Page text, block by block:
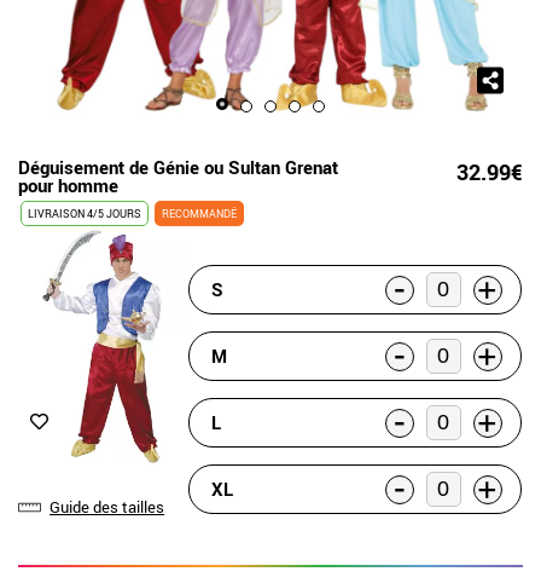
Déguisement de Génie ou Sultan Grenat
pour homme 32.99€
LIVRAISON 4/5 JOURS RECOMMANDÉ
Guide des tailles
S - +
M - +
L - +
XL - +